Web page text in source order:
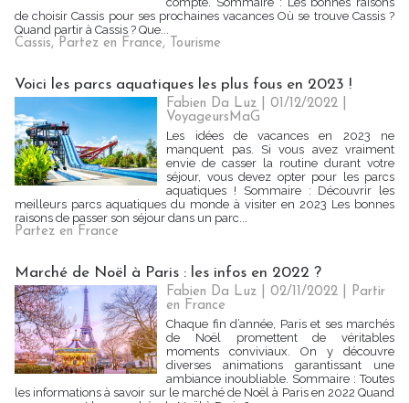
de choisir Cassis pour ses prochaines vacances Où se trouve Cassis ?
Quand partir à Cassis ? Que...
Cassis, Partez en France, Tourisme
Voici les parcs aquatiques les plus fous en 2023 !
Fabien Da Luz | 01/12/2022
VoyageursMaG
Les idées de vacances en 2023 ne
manquent pas. Si vous avez vraiment
envie de casser la routine durant votre
séjour, vous devez opter pour les parcs
aquatiques ! Sommaire : Découvrir les
meilleurs parcs aquatiques du monde à visiter en 2023 Les bonnes
raisons de passer son séjour dans un parc...
Partez en France
Marché de Noël à Paris : les infos en 2022 ?
Fabien Da Luz | 02/11/2022
Partir
en France
Chaque fin d’année, Paris et ses marchés
de Noël promettent de véritables
moments conviviaux. On y découvre
diverses animations garantissant une
ambiance inoubliable. Sommaire : Toutes
les informations à savoir sur le marché de Noël à Paris en 2022 Quand